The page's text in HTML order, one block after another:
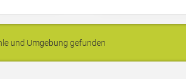
und Umgebung gefunden